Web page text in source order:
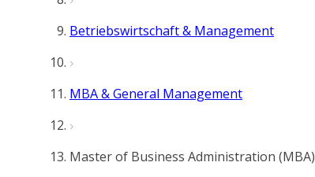
Betriebswirtschaft & Management
MBA & General Management
Master of Business Administration (MBA)